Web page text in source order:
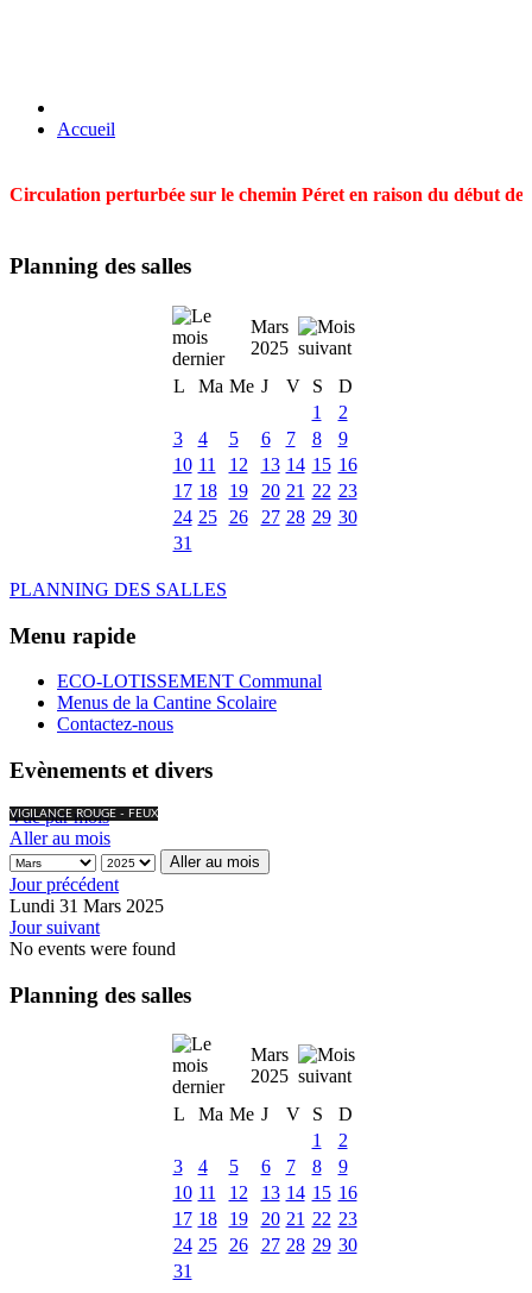
Accueil
Circulation perturbée sur le chemin Péret en raison du début
Planning des salles
Mars
2025
L
Ma Me J V S
D
1
2
3
4 5 6 7 8
9
10 11 12 13 14 15 16
17 18 19 20 21 22 23
24 25 26 27 28 29 30
31
PLANNING DES SALLES
Menu rapide
ECO-LOTISSEMENT Communal
Menus de la Cantine Scolaire
Contactez-nous
Evènements et divers
VIGILANCE ROUGE - FEUX
Vue par mois
Aller au mois
Aller au mois
Jour précédent
Lundi 31 Mars 2025
Jour suivant
No events were found
Planning des salles
Mars
2025
L
Ma Me J V S
D
1
2
3
4 5 6 7 8
9
10 11 12 13 14 15 16
17 18 19 20 21 22 23
24 25 26 27 28 29 30
31